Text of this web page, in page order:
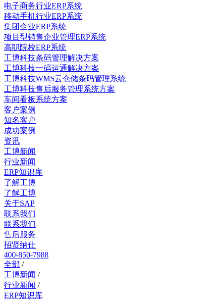
电子商务行业ERP系统
移动手机行业ERP系统
集团企业ERP系统
项目型销售企业管理ERP系统
高职院校ERP系统
工博科技条码管理解决方案
工博科技一码运通解决方案
工博科技WMS云仓储条码管理系统
工博科技售后服务管理系统方案
车间看板系统方案
客户案例
知名客户
成功案例
资讯
工博新闻
行业新闻
ERP知识库
了解工博
了解工博
关于SAP
联系我们
联系我们
售后服务
招贤纳仕
400-850-7988
全部 /
工博新闻 /
行业新闻 /
ERP知识库